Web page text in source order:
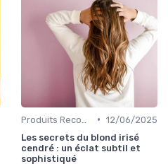
• 12/06/2025
Les secrets du blond irisé
cendré : un éclat subtil et
sophistiqué